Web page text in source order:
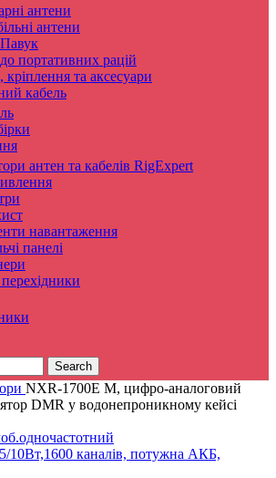
антени
антени
портативних рацій
кріплення та аксесуари
кабель
антен та кабелів RigExpert
навантаження
панелі
Search
NXR-1700E М, цифро-аналоговий
DMR у водонепроникному кейсі